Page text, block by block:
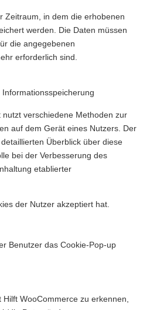
Zeitraum, in dem die erhobenen
werden. Die Daten müssen
die angegebenen
erforderlich sind.
verschiedene Methoden zur
auf dem Gerät eines Nutzers. Der
Überblick über diese
bei der Verbesserung des
etablierter
der Nutzer akzeptiert hat.
Benutzer das Cookie-Pop-up
Hilft WooCommerce zu erkennen,